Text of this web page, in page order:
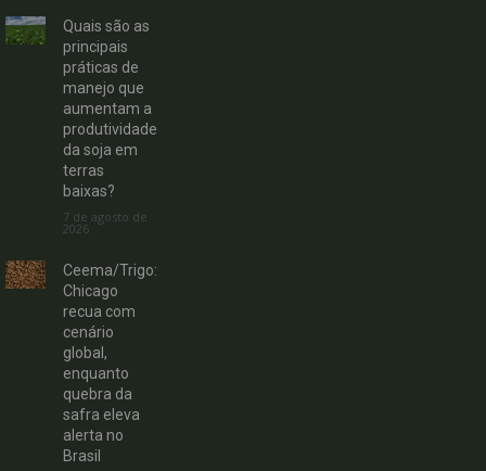
Quais são as
principais
práticas de
manejo que
aumentam a
produtividade
da soja em
terras
baixas?
7 de agosto de
2026
Ceema/Trigo:
Chicago
recua com
cenário
global,
enquanto
quebra da
safra eleva
alerta no
Brasil